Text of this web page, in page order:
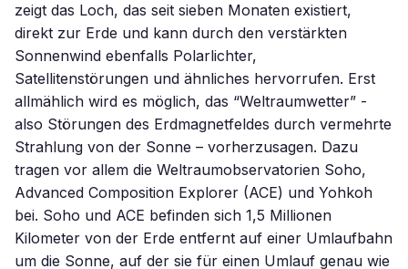
zeigt das Loch, das seit sieben Monaten existiert,
direkt zur Erde und kann durch den verstärkten
Sonnenwind ebenfalls Polarlichter,
Satellitenstörungen und ähnliches hervorrufen. Erst
allmählich wird es möglich, das “Weltraumwetter” -
also Störungen des Erdmagnetfeldes durch vermehrte
Strahlung von der Sonne – vorherzusagen. Dazu
tragen vor allem die Weltraumobservatorien Soho,
Advanced Composition Explorer (ACE) und Yohkoh
bei. Soho und ACE befinden sich 1,5 Millionen
Kilometer von der Erde entfernt auf einer Umlaufbahn
um die Sonne, auf der sie für einen Umlauf genau wie